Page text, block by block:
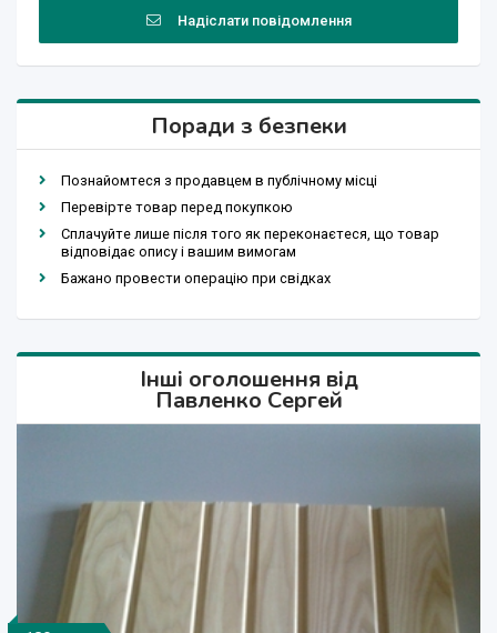
Надіслати повідомлення
Поради з безпеки
Познайомтеся з продавцем в публічному місці
Перевірте товар перед покупкою
Сплачуйте лише після того як переконаєтеся, що товар
відповідає опису і вашим вимогам
Бажано провести операцію при свідках
Інші оголошення від
Павленко Сергей